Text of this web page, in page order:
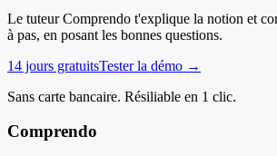
Le tuteur Comprendo t'explique la notion et
à pas, en posant les bonnes questions.
14 jours gratuitsTester la démo →
Sans carte bancaire. Résiliable en 1 clic.
Comprendo